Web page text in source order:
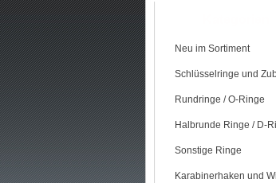
Neu im Sortiment
Schlüsselringe und
Rundringe / O-Ringe
Halbrunde Ringe / D-
Sonstige Ringe
Karabinerhaken und